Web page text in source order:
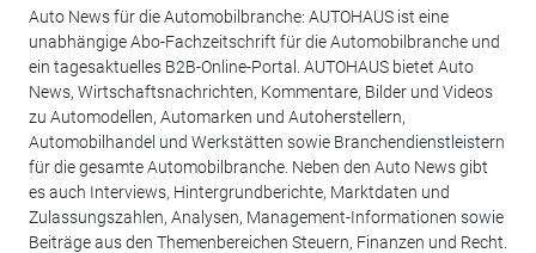
Auto News für die Automobilbranche: AUTOHAUS ist eine
unabhängige Abo-Fachzeitschrift für die Automobilbranche und
ein tagesaktuelles B2B-Online-Portal. AUTOHAUS bietet Auto
News, Wirtschaftsnachrichten, Kommentare, Bilder und Videos
zu Automodellen, Automarken und Autoherstellern,
Automobilhandel und Werkstätten sowie Branchendienstleistern
für die gesamte Automobilbranche. Neben den Auto News gibt
es auch Interviews, Hintergrundberichte, Marktdaten und
Zulassungszahlen, Analysen, Management-Informationen sowie
Beiträge aus den Themenbereichen Steuern, Finanzen und Recht.